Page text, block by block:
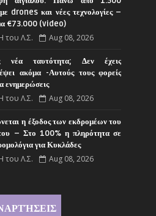
με drones και νέες τεχνολογίες –
€73.000 (video)
Λ.Σ. Aug 08, 2026
νέα ταυτότητα; Δεν έχεις
ακόμα -Αυτούς τους φορείς
ενημερώσεις
Λ.Σ. Aug 08, 2026
η έξοδος των εκδρομέων του
– Στο 100% η πληρότητα σε
για Κυκλάδες
Λ.Σ. Aug 08, 2026